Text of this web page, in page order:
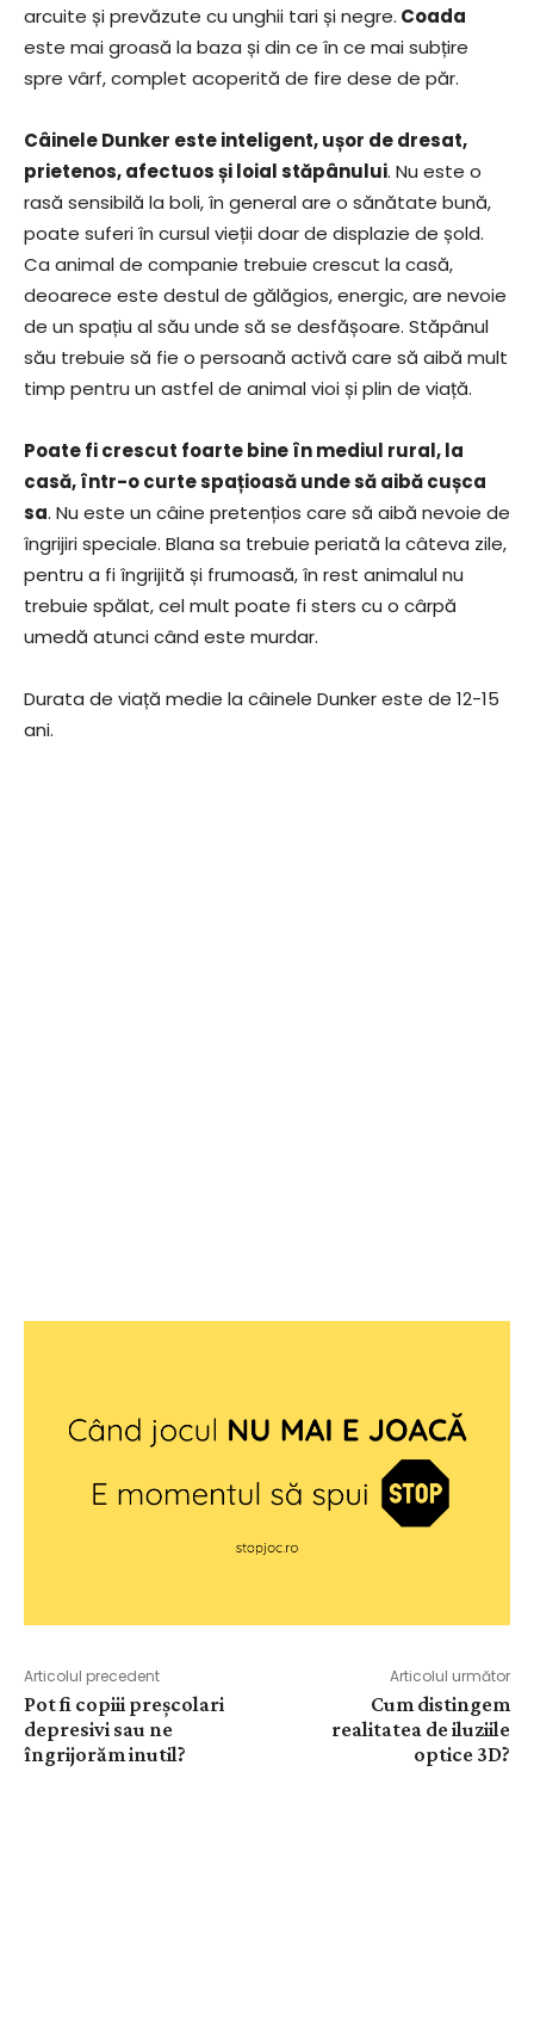
arcuite și prevăzute cu unghii tari și negre. Coada
este mai groasă la baza și din ce în ce mai subțire
spre vârf, complet acoperită de fire dese de păr.
Câinele Dunker este inteligent, ușor de dresat,
prietenos, afectuos și loial stăpânului. Nu este o
rasă sensibilă la boli, în general are o sănătate bună,
poate suferi în cursul vieții doar de displazie de șold.
Ca animal de companie trebuie crescut la casă,
deoarece este destul de gălăgios, energic, are nevoie
de un spațiu al său unde să se desfășoare. Stăpânul
său trebuie să fie o persoană activă care să aibă mult
timp pentru un astfel de animal vioi și plin de viață.
Poate fi crescut foarte bine în mediul rural, la
casă, într-o curte spațioasă unde să aibă cușca
sa. Nu este un câine pretențios care să aibă nevoie de
îngrijiri speciale. Blana sa trebuie periată la câteva zile,
pentru a fi îngrijită și frumoasă, în rest animalul nu
trebuie spălat, cel mult poate fi sters cu o cârpă
umedă atunci când este murdar.
Durata de viață medie la câinele Dunker este de 12-15
ani.
Articolul precedent
Pot fi copiii preşcolari
depresivi sau ne
îngrijorăm inutil?
Articolul următor
Cum distingem
realitatea de iluziile
optice 3D?